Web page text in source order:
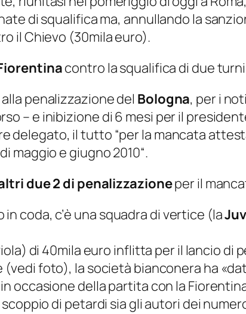
di squalifica ma, annullando la
il Chievo (30mila euro).
contro la squalifica di due
penalizzazione del Bologna, per i
– e inibizione di 6 mesi per il
delegato, il tutto “per la mancata
maggio e giugno 2010“.
due 2 di penalizzazioneper il
coda, c’è una squadra di vertice (la
di 40mila euro inflitta per il lancio di
(vedi foto), la società bianconera ha «
occasione della partita con la
di petardi sia gli autori dei